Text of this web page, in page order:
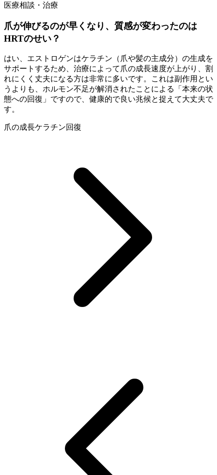
医療相談・治療
爪が伸びるのが早くなり、質感が変わったのは
HRTのせい？
はい、エストロゲンはケラチン（爪や髪の主成分）の生成を
サポートするため、治療によって爪の成長速度が上がり、割
れにくく丈夫になる方は非常に多いです。これは副作用とい
うよりも、ホルモン不足が解消されたことによる「本来の状
態への回復」ですので、健康的で良い兆候と捉えて大丈夫で
す。
爪の成長ケラチン回復